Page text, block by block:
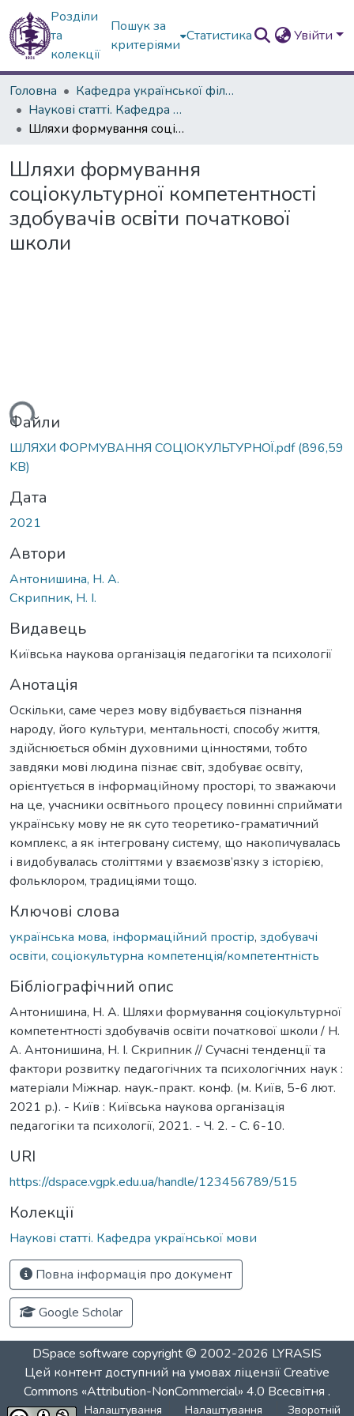
Розділи
та
колекції
Пошук за
критеріями
Статистика Увійти
Головна
Кафедра української філології
Наукові статті. Кафедра української мови
Шляхи формування соціокультурної компетентності здобувачів освіти початкової школи
Шляхи формування
соціокультурної компетентності
здобувачів освіти початкової
школи
Файли
ШЛЯХИ ФОРМУВАННЯ СОЦІОКУЛЬТУРНОЇ.pdf(896,59
KB)
Дата
2021
Автори
Антонишина, Н. А.
Скрипник, Н. І.
Видавець
Київська наукова організація педагогіки та психології
Анотація
Оскільки, саме через мову відбувається пізнання
народу, його культури, ментальності, способу життя,
здійснюється обмін духовними цінностями, тобто
завдяки мові людина пізнає світ, здобуває освіту,
орієнтується в інформаційному просторі, то зважаючи
на це, учасники освітнього процесу повинні сприймати
українську мову не як суто теоретико-граматичний
комплекс, а як інтегровану систему, що накопичувалась
і видобувалась століттями у взаємозв’язку з історією,
фольклором, традиціями тощо.
Ключові слова
українська мова, інформаційний простір, здобувачі
освіти, соціокультурна компетенція/компетентність
Бібліографічний опис
Антонишина, Н. А. Шляхи формування соціокультурної
компетентності здобувачів освіти початкової школи / Н.
А. Антонишина, Н. І. Скрипник // Сучасні тенденції та
фактори розвитку педагогічних та психологічних наук :
матеріали Міжнар. наук.-практ. конф. (м. Київ, 5-6 лют.
2021 р.). - Київ : Київська наукова організація
педагогіки та психології, 2021. - Ч. 2. - С. 6-10.
URI
https://dspace.vgpk.edu.ua/handle/123456789/515
Колекції
Наукові статті. Кафедра української мови
Повна інформація про документ
Google Scholar
DSpace software copyright © 2002-2026 LYRASIS
Цей контент доступний на умовах ліцензіїCreative
Commons «Attribution-NonCommercial» 4.0 Всесвітня .
Налаштування Налаштування Зворотній